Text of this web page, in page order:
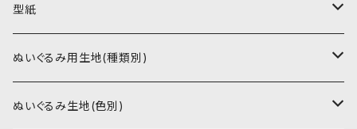
型紙
書籍（紙の本）
PDFデータ（ダウンロード）
ぬいぐるみ用生地(種類別)
ソフトボア（短毛）
ぬいぐるみ生地(色別)